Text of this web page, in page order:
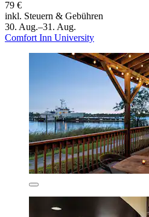
79 €
inkl. Steuern & Gebühren
30. Aug.–31. Aug.
Comfort Inn University